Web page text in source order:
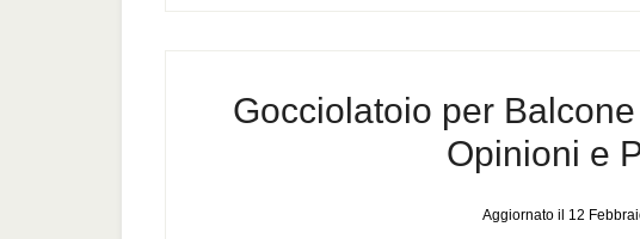
Gocciolatoio per
Opinioni e
Aggiornato il 12